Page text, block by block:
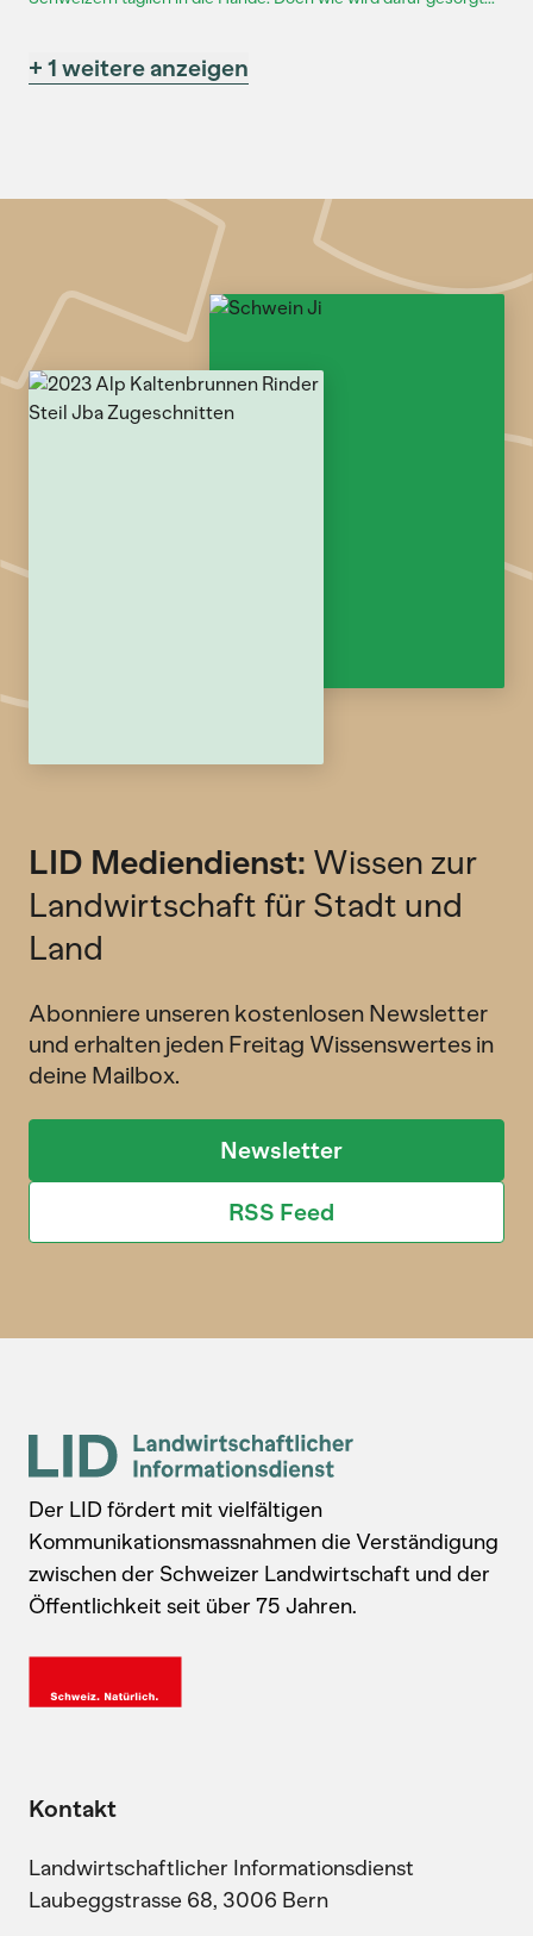
+ 1 weitere anzeigen
LID Mediendienst: Wissen zur
Landwirtschaft für Stadt und
Land
Abonniere unseren kostenlosen Newsletter
und erhalten jeden Freitag Wissenswertes in
deine Mailbox.
Newsletter
RSS Feed
Der LID fördert mit vielfältigen
Kommunikationsmassnahmen die Verständigung
zwischen der Schweizer Landwirtschaft und der
Öffentlichkeit seit über 75 Jahren.
Kontakt
Landwirtschaftlicher Informationsdienst
Laubeggstrasse 68, 3006 Bern